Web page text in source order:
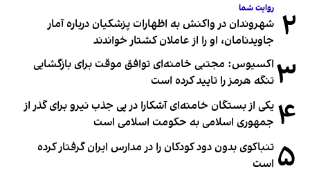
۲ روایت شما
شهروندان در واکنش به اظهارات پزشکیان درباره آمار
جاویدنامان، او را از عاملان کشتار خواندند
۳ اکسیوس: مجتبی خامنه‌ای توافق موقت برای بازگشایی
تنگه هرمز را تایید کرده است
۴ یکی از بستگان خامنه‌ای آشکارا در پی جذب نیرو برای گذر از
جمهوری اسلامی به حکومت اسلامی است
۵ تنباکوی بدون دود کودکان را در مدارس ایران گرفتار کرده
است